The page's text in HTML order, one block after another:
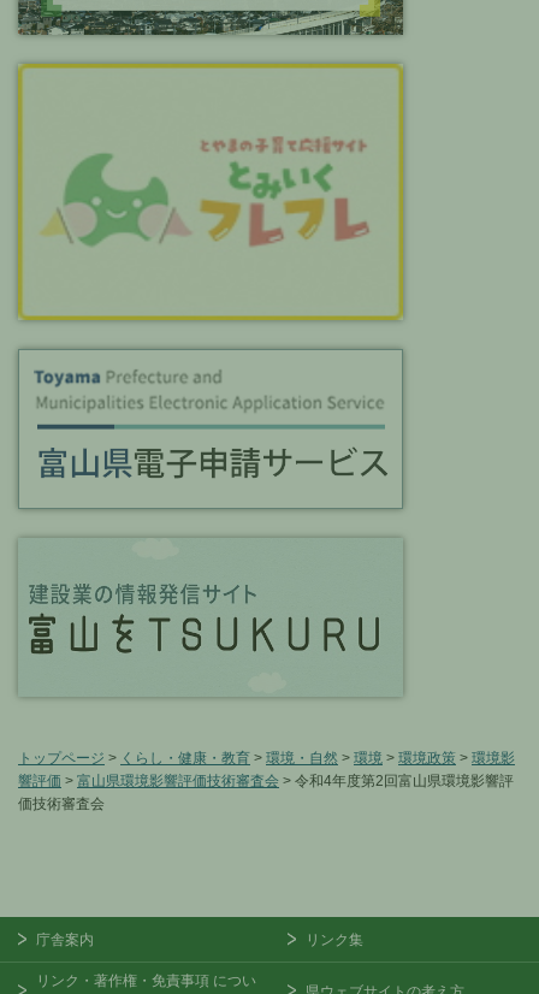
トップページ > くらし・健康・教育 > 環境・自然 > 環境 > 環境政策 > 環境影
響評価 > 富山県環境影響評価技術審査会 > 令和4年度第2回富山県環境影響評
価技術審査会
庁舎案内 リンク集
リンク・著作権・免責事項 につい